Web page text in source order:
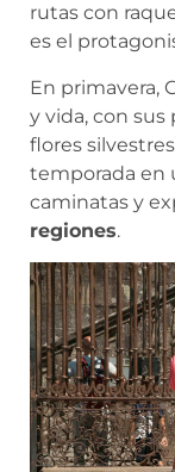
rutas con
es el
En primavera,
y vida, con
flores
temporada en
caminatas y
regiones.